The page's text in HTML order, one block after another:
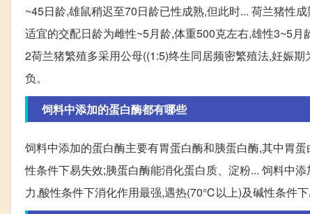
~45日龄,雄鼠稍迟至70日龄已性成熟,但此时... 荷兰猪性
适宜的交配日龄为雌性~5月龄,体重500克左右,雄性3~5
2荷兰猪繁殖多采用公母((1:5)终生同居频密繁殖法,妊娠
负。
饲料中添加的蛋白酶都有哪些
饲料中添加的蛋白酶主要有胃蛋白酶和胰蛋白酶,其中胃
性条件下易失效;胰蛋白酶能消化蛋白质、淀粉... 饲料中
力,酸性条件下消化作用最强,遇热(70℃以上)及碱性条件下